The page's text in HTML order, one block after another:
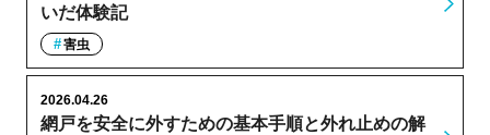
いだ体験記
害虫
網戸を安全に外すための基本手順と外れ止めの解
2026.04.26